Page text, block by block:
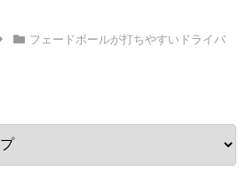
フェードボールが打ちやすいドライバ